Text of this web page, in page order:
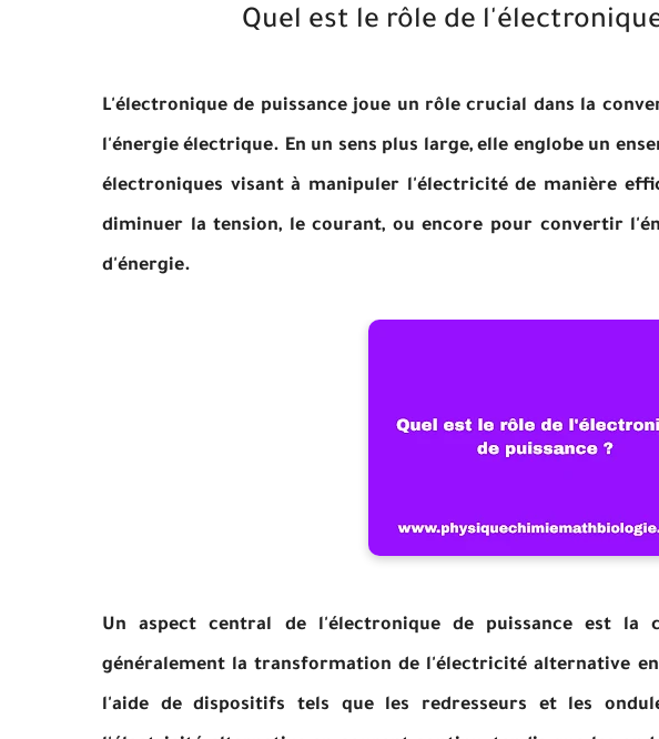
Quel est le rôle de
L'électronique de puissance joue un rôle crucial dans la
l'énergie électrique. En un sens plus large, elle englobe un
électroniques visant à manipuler l'électricité de manière
diminuer la tension, le courant, ou encore pour convertir
d'énergie.
Un aspect central de l'électronique de puissance est la
généralement la transformation de l'électricité alternative
l'aide de dispositifs tels que les redresseurs et les